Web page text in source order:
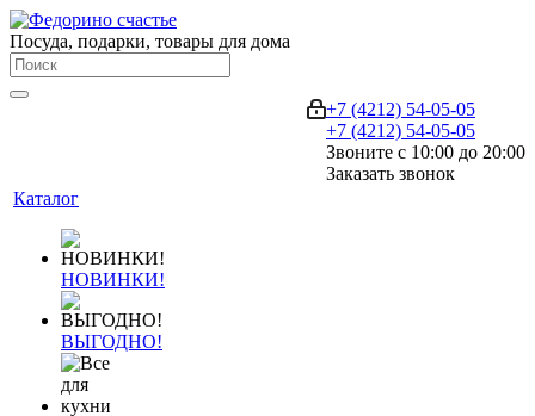
Посуда, подарки, товары для дома
+7 (4212) 54-05-05
+7 (4212) 54-05-05
Звоните с 10:00 до 20:00
Заказать звонок
Каталог
НОВИНКИ!
ВЫГОДНО!